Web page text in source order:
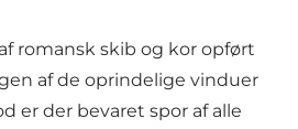
romansk skib og kor opført
af de oprindelige vinduer
er der bevaret spor af alle